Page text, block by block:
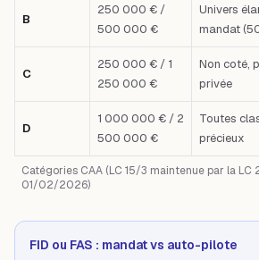
Catégories CAA (LC 15/3 maintenue par la LC
01/02/2026)
B
250 000 € /
500 000 €
Univers
mandat
C
250 000 € / 1
250 000 €
Non coté,
privée
D
1 000 000 € / 2
500 000 €
Toutes
précieux
FID ou FAS : mandat vs auto-pilote